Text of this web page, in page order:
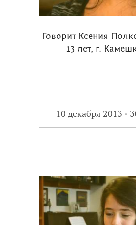
Говорит Ксения
13 лет, г.
10 декабря 2013